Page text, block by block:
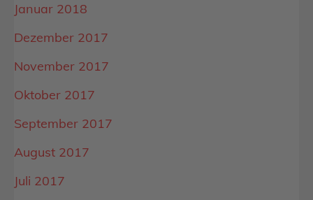
Januar 2018
Dezember 2017
November 2017
Oktober 2017
September 2017
August 2017
Juli 2017